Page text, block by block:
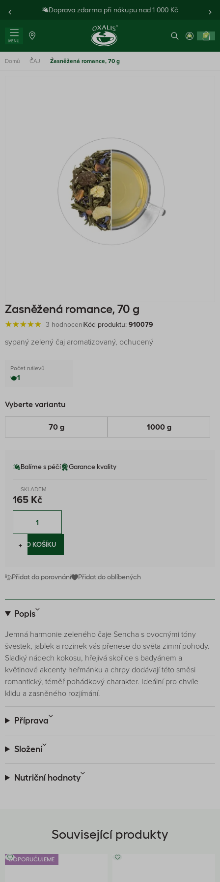
Doprava zdarma při nákupu nad 1 000 Kč
MENU
0
Domů ČAJ Zasněžená romance, 70 g
Zasněžená romance, 70 g
3 hodnoceníKód produktu: 910079
sypaný zelený čaj aromatizovaný, ochucený
Počet nálevů
1
Vyberte variantu
70 g 1000 g
Balíme s péčí Garance kvality
SKLADEM
165 Kč
−
+DO KOŠÍKU
Přidat do porovnání Přidat do oblíbených
Popis
Jemná harmonie zeleného čaje Sencha s ovocnými tóny
švestek, jablek a rozinek vás přenese do světa zimní pohody.
Sladký nádech kokosu, hřejivá skořice s badyánem a
květinové akcenty heřmánku a chrpy dodávají této směsi
romantický, téměř pohádkový charakter. Ideální pro chvíle
klidu a zasněného rozjímání.
Příprava
Složení
Nutriční hodnoty
Související produkty
DOPORUČUJEME